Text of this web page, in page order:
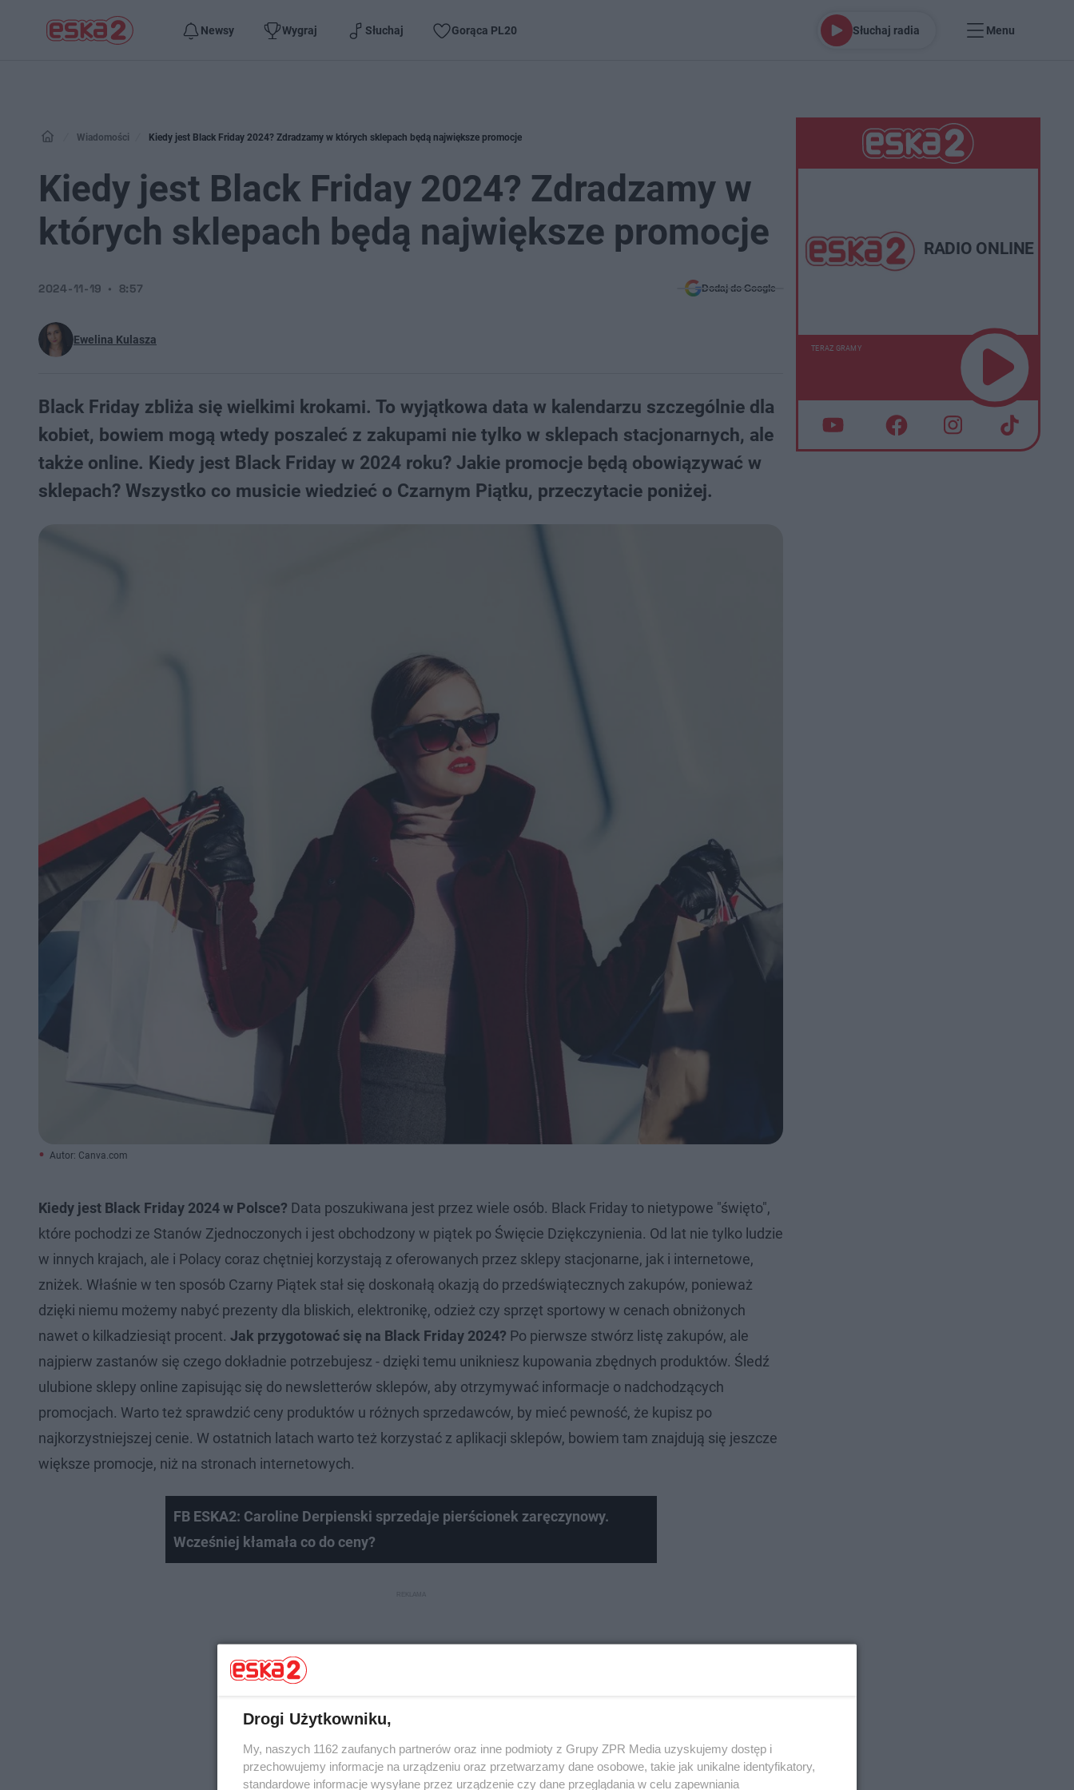
Newsy Wygraj Słuchaj Gorąca PL20 Słuchaj radia Menu
Wiadomości Kiedy jest Black Friday 2024? Zdradzamy w których sklepach będą największe promocje
Kiedy jest Black Friday 2024? Zdradzamy w
których sklepach będą największe promocje
Ewelina Kulasza
2024-11-19 8:57 Dodaj do Google
Black Friday zbliża się wielkimi krokami. To wyjątkowa data w kalendarzu szczególnie dla
kobiet, bowiem mogą wtedy poszaleć z zakupami nie tylko w sklepach stacjonarnych, ale
także online. Kiedy jest Black Friday w 2024 roku? Jakie promocje będą obowiązywać w
sklepach? Wszystko co musicie wiedzieć o Czarnym Piątku, przeczytacie poniżej.
Autor: Canva.com
Kiedy jest Black Friday 2024 w Polsce? Data poszukiwana jest przez wiele osób. Black Friday to nietypowe "święto",
które pochodzi ze Stanów Zjednoczonych i jest obchodzony w piątek po Święcie Dziękczynienia. Od lat nie tylko ludzie
w innych krajach, ale i Polacy coraz chętniej korzystają z oferowanych przez sklepy stacjonarne, jak i internetowe,
zniżek. Właśnie w ten sposób Czarny Piątek stał się doskonałą okazją do przedświątecznych zakupów, ponieważ
dzięki niemu możemy nabyć prezenty dla bliskich, elektronikę, odzież czy sprzęt sportowy w cenach obniżonych
nawet o kilkadziesiąt procent. Jak przygotować się na Black Friday 2024? Po pierwsze stwórz listę zakupów, ale
najpierw zastanów się czego dokładnie potrzebujesz - dzięki temu unikniesz kupowania zbędnych produktów. Śledź
ulubione sklepy online zapisując się do newsletterów sklepów, aby otrzymywać informacje o nadchodzących
promocjach. Warto też sprawdzić ceny produktów u różnych sprzedawców, by mieć pewność, że kupisz po
najkorzystniejszej cenie. W ostatnich latach warto też korzystać z aplikacji sklepów, bowiem tam znajdują się jeszcze
większe promocje, niż na stronach internetowych.
FB ESKA2: Caroline Derpienski sprzedaje pierścionek zaręczynowy.
Wcześniej kłamała co do ceny?
RADIO ONLINE
TERAZ GRAMY
Drogi Użytkowniku,
My, naszych 1162 zaufanych partnerów oraz inne podmioty z Grupy ZPR Media uzyskujemy dostęp i
przechowujemy informacje na urządzeniu oraz przetwarzamy dane osobowe, takie jak unikalne identyfikatory,
standardowe informacje wysyłane przez urządzenie czy dane przeglądania w celu zapewniania